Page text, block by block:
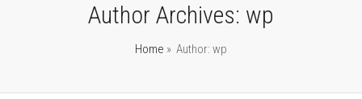
Author Archives: wp
Home » Author: wp